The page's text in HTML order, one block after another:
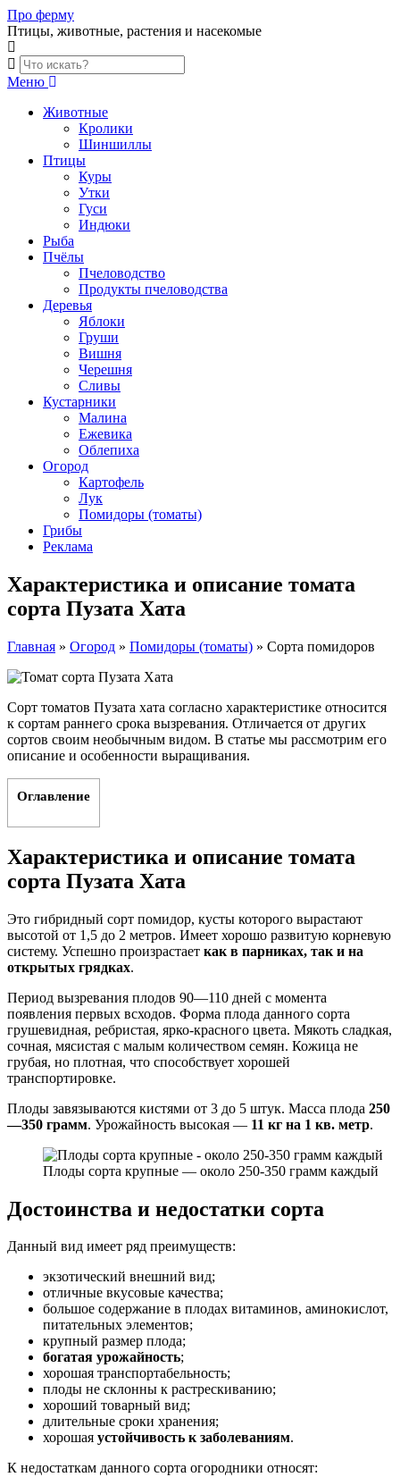
Skip
to
content
Про ферму
Птицы, животные, растения и насекомые
Меню
Животные
Кролики
Шиншиллы
Птицы
Куры
Утки
Гуси
Индюки
Рыба
Пчёлы
Пчеловодство
Продукты пчеловодства
Деревья
Яблоки
Груши
Вишня
Черешня
Сливы
Кустарники
Малина
Ежевика
Облепиха
Огород
Картофель
Лук
Помидоры (томаты)
Грибы
Реклама
Характеристика и описание томата
сорта Пузата Хата
Главная » Огород » Помидоры (томаты) » Сорта помидоров
Сорт томатов Пузата хата согласно характеристике относится
к сортам раннего срока вызревания. Отличается от других
сортов своим необычным видом. В статье мы рассмотрим его
описание и особенности выращивания.
Оглавление
Характеристика и описание томата
сорта Пузата Хата
Это гибридный сорт помидор, кусты которого вырастают
высотой от 1,5 до 2 метров. Имеет хорошо развитую корневую
систему. Успешно произрастает как в парниках, так и на
открытых грядках.
Период вызревания плодов 90—110 дней с момента
появления первых всходов. Форма плода данного сорта
грушевидная, ребристая, ярко-красного цвета. Мякоть сладкая,
сочная, мясистая с малым количеством семян. Кожица не
грубая, но плотная, что способствует хорошей
транспортировке.
Плоды завязываются кистями от 3 до 5 штук. Масса плода 250
—350 грамм. Урожайность высокая — 11 кг на 1 кв. метр.
Плоды сорта крупные — около 250-350 грамм каждый
Достоинства и недостатки сорта
Данный вид имеет ряд преимуществ:
экзотический внешний вид;
отличные вкусовые качества;
большое содержание в плодах витаминов, аминокислот,
питательных элементов;
крупный размер плода;
богатая урожайность;
хорошая транспортабельность;
плоды не склонны к растрескиванию;
хороший товарный вид;
длительные сроки хранения;
хорошая устойчивость к заболеваниям.
К недостаткам данного сорта огородники относят: